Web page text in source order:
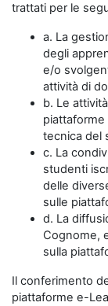
trattati per le
a. La
degli
e/o
attività di
b. Le
piattaforme
tecnica del
c. La
studenti
delle
sulle
d. La
Cognome,
sulla
Il conferimento
piattaforme e-